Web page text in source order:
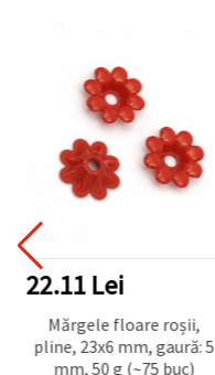
22.11 Lei
Mărgele floare roșii,
pline, 23x6 mm, gaură: 5
mm, 50 g (~75 buc)